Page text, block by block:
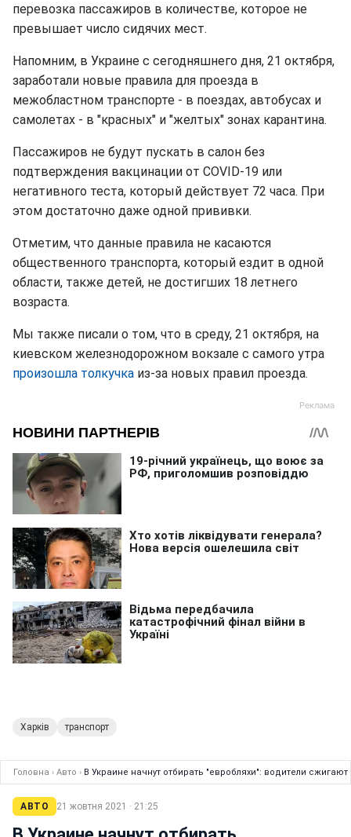
перевозка пассажиров в количестве, которое не
превышает число сидячих мест.
Напомним, в Украине с сегодняшнего дня, 21 октября,
заработали новые правила для проезда в
межобластном транспорте - в поездах, автобусах и
самолетах - в "красных" и "желтых" зонах карантина.
Пассажиров не будут пускать в салон без
подтверждения вакцинации от COVID-19 или
негативного теста, который действует 72 часа. При
этом достаточно даже одной прививки.
Отметим, что данные правила не касаются
общественного транспорта, который ездит в одной
области, также детей, не достигших 18 летнего
возраста.
Мы также писали о том, что в среду, 21 октября, на
киевском железнодорожном вокзале с самого утра
произошла толкучка из-за новых правил проезда.
Харків транспорт
Головна › Авто › В Украине начнут отбирать "евробляхи": водители сжигают
АВТО 21 жовтня 2021 · 21:25